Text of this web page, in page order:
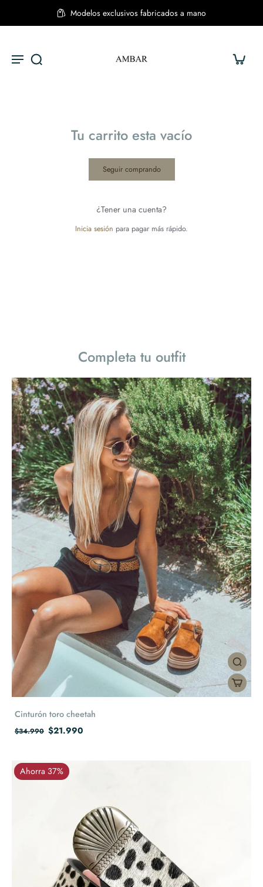
Envíos a todo Chile
Tu carrito esta vacío
Seguir comprando
¿Tener una cuenta?
Inicia sesión para pagar más rápido.
Completa tu outfit
Cinturón toro cheetah
$34.990 $21.990
Ahorra 37%